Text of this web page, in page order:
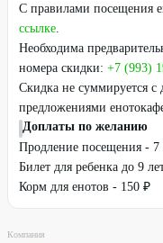
С правилами посещения
ссылке.
Необходима
номера скидки: +7 (993)
Скидка не суммируется
предложениями
Доплаты по желанию
Продление посещения -
Билет для ребенка до 9
Корм для енотов - 150 ₽
Компания